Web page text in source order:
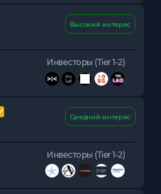
Высокий интерес
Инвесторы (Tier 1-2)
Средний интерес
Инвесторы (Tier 1-2)